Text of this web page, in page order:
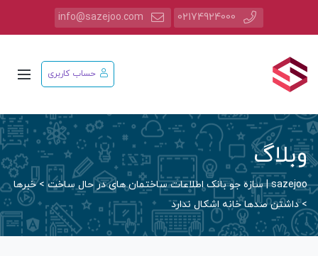
02174924000
info@sazejoo.com
حساب کاربری
وبلاگ
sazejoo | سازه جو بانک اطلاعات ساختمان های در حال ساخت >خبرها
>داشتن صدها خانه اشکال ندارد